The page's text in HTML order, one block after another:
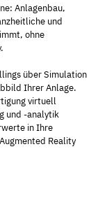
Anlagenbau,
und
ohne
über Simulation
Ihrer Anlage.
virtuell
und -analytik
in Ihre
Reality